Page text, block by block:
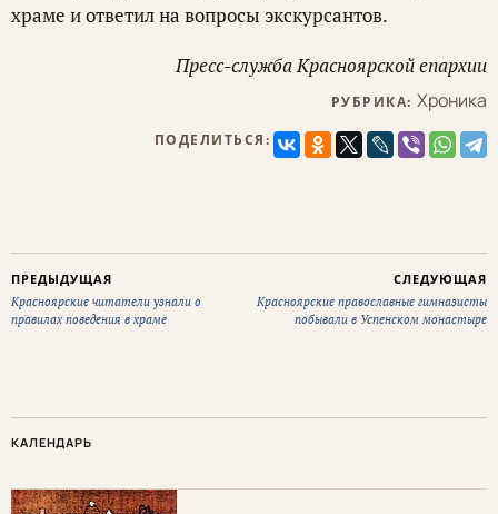
храме и ответил на вопросы экскурсантов.
Пресс-служба Красноярской епархии
РУБРИКА: Хроника
ПОДЕЛИТЬСЯ:
ПРЕДЫДУЩАЯ
Красноярские читатели узнали о
правилах поведения в храме
СЛЕДУЮЩАЯ
Красноярские православные гимназисты
побывали в Успенском монастыре
КАЛЕНДАРЬ